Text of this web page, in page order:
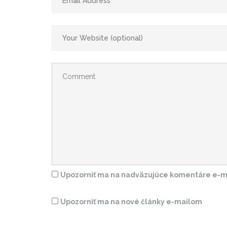
Upozorniť ma na nadväzujúce komentáre e-
Upozorniť ma na nové články e-mailom